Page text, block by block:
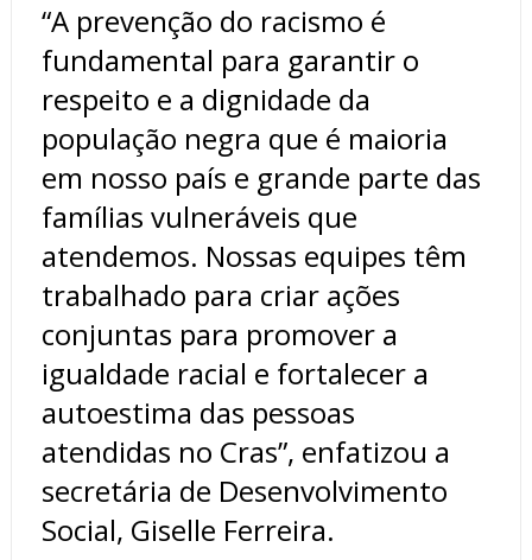
“A prevenção do racismo é
fundamental para garantir o
respeito e a dignidade da
população negra que é maioria
em nosso país e grande parte das
famílias vulneráveis que
atendemos. Nossas equipes têm
trabalhado para criar ações
conjuntas para promover a
igualdade racial e fortalecer a
autoestima das pessoas
atendidas no Cras”, enfatizou a
secretária de Desenvolvimento
Social, Giselle Ferreira.